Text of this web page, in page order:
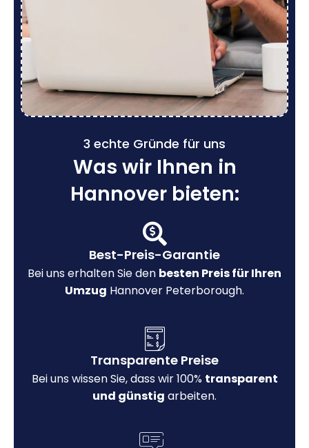
3 echte Gründe für uns
Was wir Ihnen in
Hannover bieten:
Best-Preis-Garantie
Bei uns erhalten Sie den besten Preis für Ihren
Umzug Hannover Peterborough.
Transparente Preise
Bei uns wissen Sie, dass wir 100% transparent
und günstig arbeiten.